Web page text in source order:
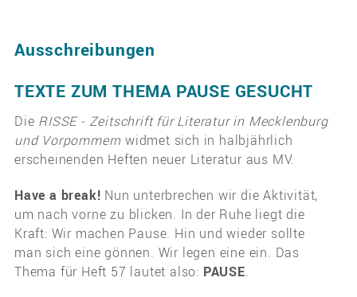
Ausschreibungen
TEXTE ZUM THEMA PAUSE GESUCHT
Die RISSE - Zeitschrift für Literatur in Mecklenburg
und Vorpommern widmet sich in halbjährlich
erscheinenden Heften neuer Literatur aus MV.
Have a break! Nun unterbrechen wir die Aktivität,
um nach vorne zu blicken. In der Ruhe liegt die
Kraft: Wir machen Pause. Hin und wieder sollte
man sich eine gönnen. Wir legen eine ein. Das
Thema für Heft 57 lautet also: PAUSE.